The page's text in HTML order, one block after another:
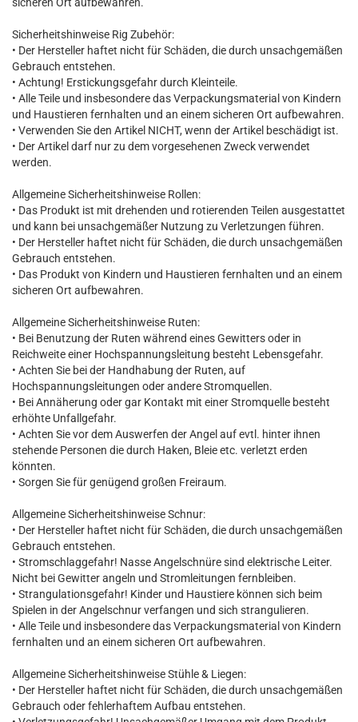
Sicherheitshinweise Rig Zubehör:
• Der Hersteller haftet nicht für Schäden, die durch unsachgemäßen
Gebrauch entstehen.
• Achtung! Erstickungsgefahr durch Kleinteile.
• Alle Teile und insbesondere das Verpackungsmaterial von Kindern
und Haustieren fernhalten und an einem sicheren Ort aufbewahren.
• Verwenden Sie den Artikel NICHT, wenn der Artikel beschädigt ist.
• Der Artikel darf nur zu dem vorgesehenen Zweck verwendet
werden.
Allgemeine Sicherheitshinweise Rollen:
• Das Produkt ist mit drehenden und rotierenden Teilen ausgestattet
und kann bei unsachgemäßer Nutzung zu Verletzungen führen.
• Der Hersteller haftet nicht für Schäden, die durch unsachgemäßen
Gebrauch entstehen.
• Das Produkt von Kindern und Haustieren fernhalten und an einem
sicheren Ort aufbewahren.
Allgemeine Sicherheitshinweise Ruten:
• Bei Benutzung der Ruten während eines Gewitters oder in
Reichweite einer Hochspannungsleitung besteht Lebensgefahr.
• Achten Sie bei der Handhabung der Ruten, auf
Hochspannungsleitungen oder andere Stromquellen.
• Bei Annäherung oder gar Kontakt mit einer Stromquelle besteht
erhöhte Unfallgefahr.
• Achten Sie vor dem Auswerfen der Angel auf evtl. hinter ihnen
stehende Personen die durch Haken, Bleie etc. verletzt erden
könnten.
• Sorgen Sie für genügend großen Freiraum.
Allgemeine Sicherheitshinweise Schnur:
• Der Hersteller haftet nicht für Schäden, die durch unsachgemäßen
Gebrauch entstehen.
• Stromschlaggefahr! Nasse Angelschnüre sind elektrische Leiter.
Nicht bei Gewitter angeln und Stromleitungen fernbleiben.
• Strangulationsgefahr! Kinder und Haustiere können sich beim
Spielen in der Angelschnur verfangen und sich strangulieren.
• Alle Teile und insbesondere das Verpackungsmaterial von Kindern
fernhalten und an einem sicheren Ort aufbewahren.
Allgemeine Sicherheitshinweise Stühle & Liegen:
• Der Hersteller haftet nicht für Schäden, die durch unsachgemäßen
Gebrauch oder fehlerhaftem Aufbau entstehen.